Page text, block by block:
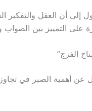
إلى أن العقل والتفكير
على التمييز بين الصواب
عن أهمية الصبر في